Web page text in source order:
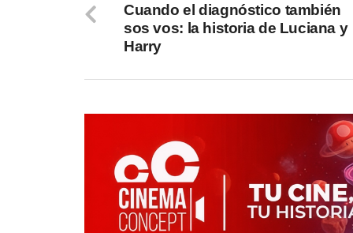
Cuando el diagnóstico también
sos vos: la historia de Luciana y
Harry